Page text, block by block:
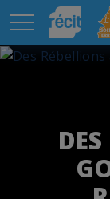
Aller au contenu